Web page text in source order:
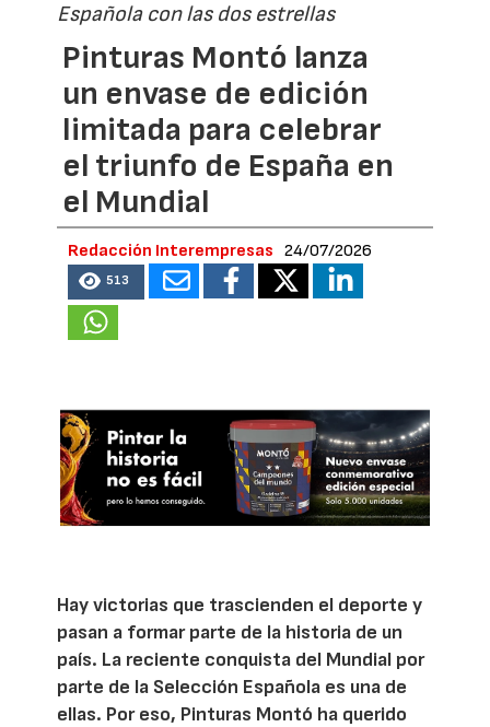
Española con las dos estrellas
Pinturas Montó lanza
un envase de edición
limitada para celebrar
el triunfo de España en
el Mundial
Redacción Interempresas 24/07/2026
513
Hay victorias que trascienden el deporte y
pasan a formar parte de la historia de un
país. La reciente conquista del Mundial por
parte de la Selección Española es una de
ellas. Por eso, Pinturas Montó ha querido